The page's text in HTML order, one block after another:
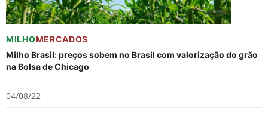
MILHOMERCADOS
Milho Brasil: preços sobem no Brasil com valorização do grão
na Bolsa de Chicago
04/08/22